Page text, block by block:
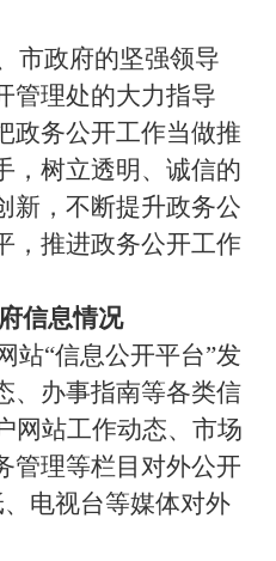
市政府的坚强领导
管理处的大力指导
政务公开工作当做推
，树立透明、诚信的
新，不断提升政务公
，推进政务公开工作
信息情况
站“信息公开平台”发
、办事指南等各类信
网站工作动态、市场
管理等栏目对外公开
电视台等媒体对外